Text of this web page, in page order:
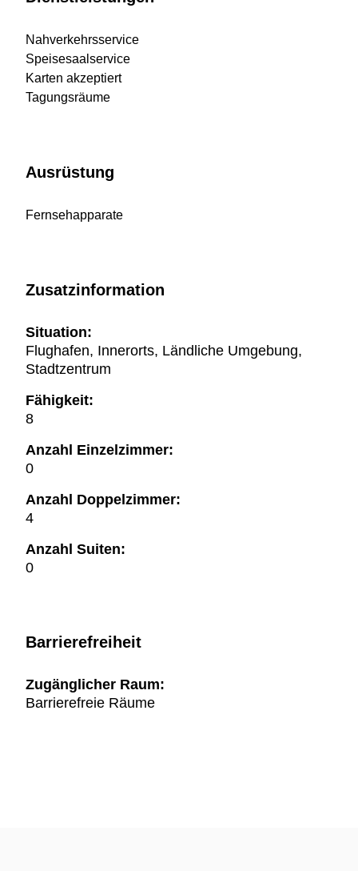
Nahverkehrsservice
Speisesaalservice
Karten akzeptiert
Tagungsräume
Ausrüstung
Fernsehapparate
Zusatzinformation
Situation:
Flughafen, Innerorts, Ländliche Umgebung,
Stadtzentrum
Fähigkeit:
8
Anzahl Einzelzimmer:
0
Anzahl Doppelzimmer:
4
Anzahl Suiten:
0
Barrierefreiheit
Zugänglicher Raum:
Barrierefreie Räume